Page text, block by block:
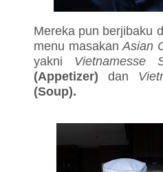
Mereka pun berjibaku
menu masakan Asian
yakni Vietnamesse
(Appetizer) dan
(Soup).